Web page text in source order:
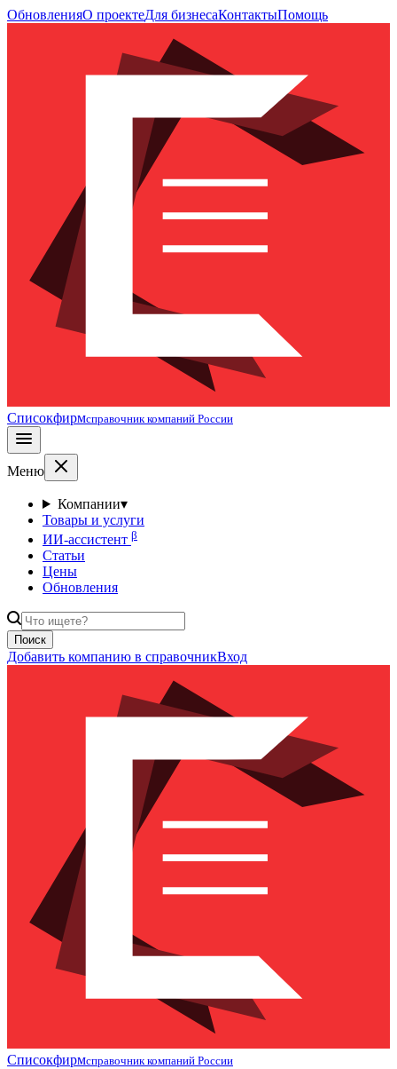
ОбновленияО проектеДля бизнесаКонтактыПомощь
Списокфирмсправочник компаний России
Меню
Компании▾
Товары и услуги
ИИ-ассистент β
Статьи
Цены
Обновления
Поиск
Добавить компанию в справочникВход
Списокфирмсправочник компаний России